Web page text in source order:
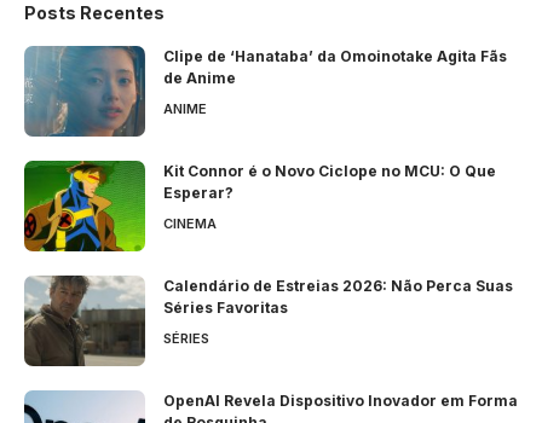
Posts Recentes
Clipe de ‘Hanataba’ da Omoinotake Agita Fãs
de Anime
ANIME
Kit Connor é o Novo Ciclope no MCU: O Que
Esperar?
CINEMA
Calendário de Estreias 2026: Não Perca Suas
Séries Favoritas
SÉRIES
OpenAI Revela Dispositivo Inovador em Forma